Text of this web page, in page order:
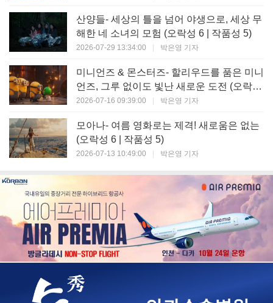
산양들- 세상의 틀을 넘어 야생으로, 세상 무
해한 네 소녀의 모험 (오락성 6 | 작품성 5)
2026-07-29 13:34:00 박은영 기자
미니언즈 & 몬스터즈- 할리우드를 품은 미니
언즈, 그루 없이도 빛난 새로운 도전 (오락성
7 | 작품성 6)
2026-07-16 09:39:00 박은영 기자
모아나- 여름 영화로는 제격! 새로움은 없는
(오락성 6 | 작품성 5)
2026-07-13 10:49:00 박은영 기자